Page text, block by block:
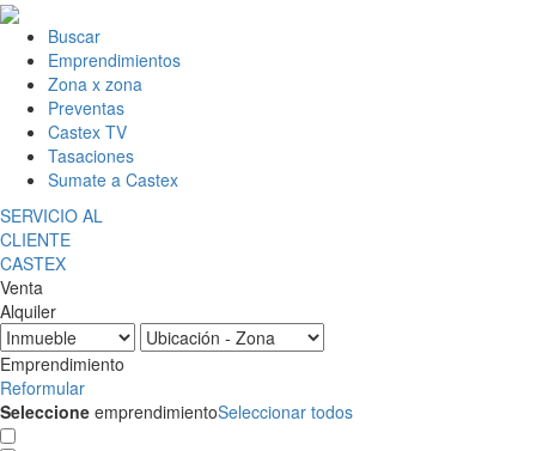
Buscar
Emprendimientos
Zona x zona
Preventas
Castex TV
Tasaciones
Sumate a Castex
SERVICIO AL
CLIENTE
CASTEX
Venta
Alquiler
Emprendimiento
Reformular
Seleccione emprendimientoSeleccionar todos